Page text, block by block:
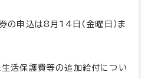
の申込は8月14日（金曜日）ま
活保護費等の追加給付につい